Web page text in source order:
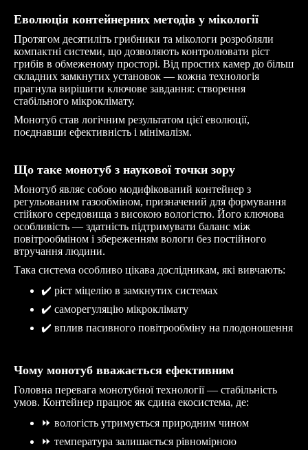
Еволюція контейнерних методів у мікології
Протягом десятиліть грибники та мікологи розробляли
компактні системи, що дозволяють контролювати ріст
грибів в обмеженому просторі. Від простих камер до більш
складних замкнутих установок — кожна технологія
прагнула вирішити ключове завдання: створення
стабільного мікроклімату.
Монотуб став логічним результатом цієї еволюції,
поєднавши ефективність і мінімалізм.
Що таке монотуб з наукової точки зору
Монотуб являє собою модифікований контейнер з
регульованим газообміном, призначений для формування
стійкого середовища з високою вологістю. Його ключова
особливість — здатність підтримувати баланс між
повітрообміном і збереженням вологи без постійного
втручання людини.
Така система особливо цікава дослідникам, які вивчають:
✔ ️ ріст міцелію в замкнутих системах
✔ ️ саморегуляцію мікроклімату
✔ ️ вплив пасивного повітрообміну на плодоношення
Чому монотуб вважається ефективним
Головна перевага монотубної технології — стабільність
умов. Контейнер працює як єдина екосистема, де:
⏩ вологість утримується природним чином
⏩ температура залишається рівномірною